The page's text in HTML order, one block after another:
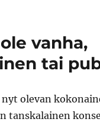
vanha,
tai
olevan
tanskalainen